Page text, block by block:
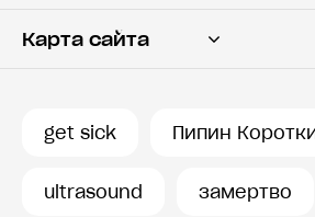
Карта сайта
История запросов
get sick Пипин
ultrasound замертво